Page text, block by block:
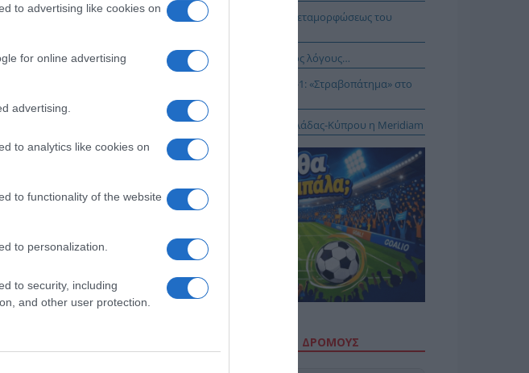
to advertising like cookies on
for online advertising
advertising.
to analytics like cookies on
to functionality of the website
to personalization.
to security, including
and other user protection.
πως η
LIVE: Η Θεία Λειτουργία της Μεταμορφώσεως του
Ξύπνησαν, αλλά για τους λάθος λόγους…
Παναθηναϊκός – ΤΣΣΚΑ 1948 1-1: «Στραβοπάτημα» στο
ΟΑΚΑ
GSI: Στο έργο διασύνδεσης Ελλάδας-Κύπρου η Meridiam
ΔΕΙΤΕ ΤΗΝ ΚΙΝΗΣΗ ΣΤΟΥΣ ΔΡΌΜΟΥΣ